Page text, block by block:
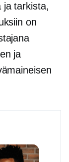
ja tarkista,
on
ja